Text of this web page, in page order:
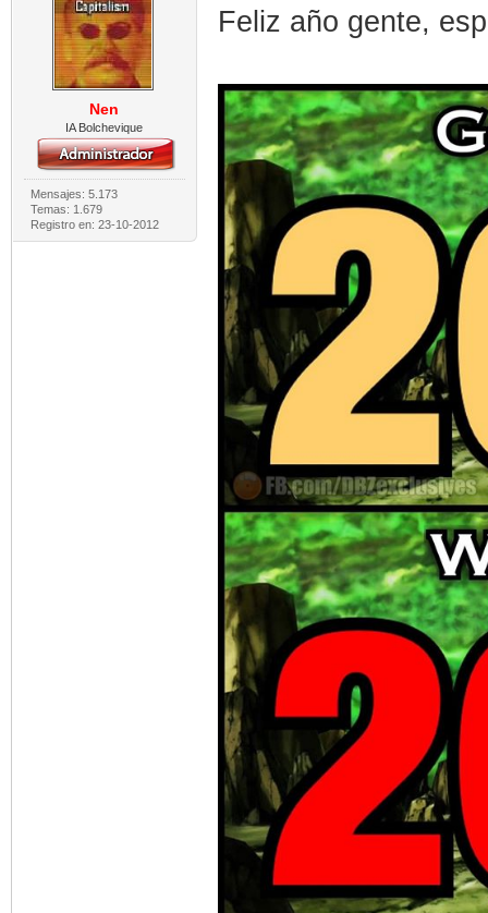
Nen
IA Bolchevique
Mensajes: 5.173
Temas: 1.679
Registro en: 23-10-2012
Feliz año gente,